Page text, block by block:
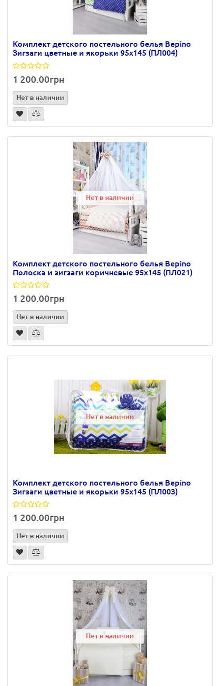
Комплект детского постельного белья Bepino
Зигзаги цветные и якорьки 95х145 (ПЛ004)
1 200.00грн
Нет в наличии
Нет в наличии
Комплект детского постельного белья Bepino
Полоска и зигзаги коричневые 95х145 (ПЛ021)
1 200.00грн
Нет в наличии
Нет в наличии
Комплект детского постельного белья Bepino
Зигзаги цветные и якорьки 95х145 (ПЛ003)
1 200.00грн
Нет в наличии
Нет в наличии